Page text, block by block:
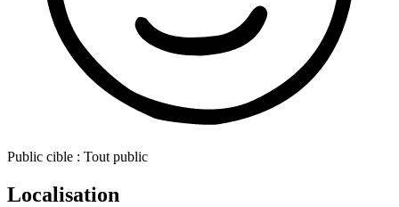
Public cible : Tout public
Localisation